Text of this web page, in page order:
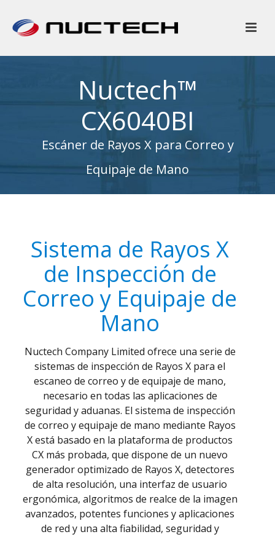
Nuctech™
CX6040BI
Escáner de Rayos X para Correo y
Equipaje de Mano
Sistema de Rayos X
de Inspección de
Correo y Equipaje de
Mano
Nuctech Company Limited ofrece una serie de
sistemas de inspección de Rayos X para el
escaneo de correo y de equipaje de mano,
necesario en todas las aplicaciones de
seguridad y aduanas. El sistema de inspección
de correo y equipaje de mano mediante Rayos
X está basado en la plataforma de productos
CX más probada, que dispone de un nuevo
generador optimizado de Rayos X, detectores
de alta resolución, una interfaz de usuario
ergonómica, algoritmos de realce de la imagen
avanzados, potentes funciones y aplicaciones
de red y una alta fiabilidad, seguridad y